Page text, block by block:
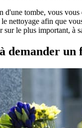
d'une tombe, vous
le nettoyage afin que
sur le plus important, à
demander